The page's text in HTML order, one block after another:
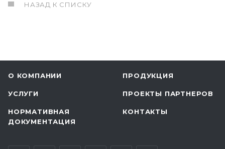
НАЗАД К СПИСКУ
О КОМПАНИИ ПРОДУКЦИЯ
УСЛУГИ ПРОЕКТЫ ПАРТНЕРОВ
НОРМАТИВНАЯ
ДОКУМЕНТАЦИЯ
КОНТАКТЫ